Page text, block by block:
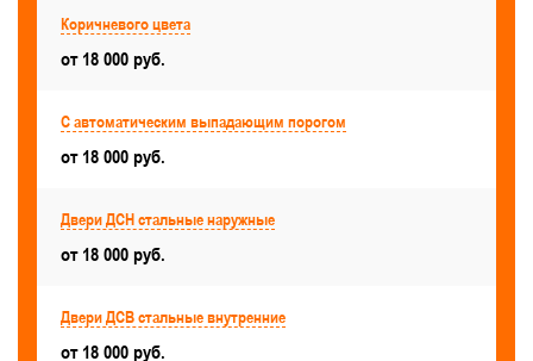
С автоматическим выпадающим порогом
Полуторные противопожарные
Для коммерческих объектов Серые
Коричневого цвета
от 18 000 руб.
С автоматическим выпадающим порогом
от 18 000 руб.
Двери ДСН стальные наружные
от 18 000 руб.
Двери ДСВ стальные внутренние
от 18 000 руб.